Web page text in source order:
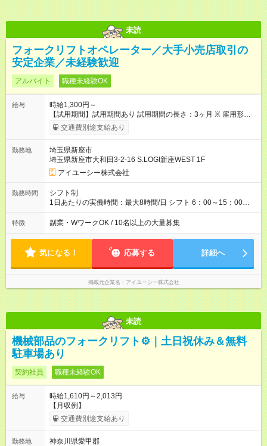
未読
フォークリフトオペレーター／大手小売店取引の
安定企業／未経験歓迎
アルバイト 職種未経験OK
給与
時給1,300円～
【試用期間】試用期間あり 試用期間の長さ：3ヶ月 ※ 雇用形態
と給与に、本採用時と異なる部分があります。 雇用形態：アル
バイト・パート採用 給与：時給 1,200円 ～ 1,200円
交通費別途支給あり
勤務地
埼玉県新座市
埼玉県新座市大和田3-2-16 S.LOGI新座WEST 1F
アイユーシー株式会社
勤務時間
シフト制
1日あたりの実働時間：最大8時間/日 シフト 6：00～15：00
11：00～20：00 15：00～22：00
特徴 副業・WワークOK / 10名以上の大量募集
気になる！ 応募する 詳細へ
掲載元企業名 アイユーシー株式会社
未読
機械部品のフォークリフト⚙️｜土日祝休み＆無料
駐車場あり
契約社員 職種未経験OK
給与
時給1,610円～2,013円
【月収例】
交通費別途支給あり
勤務地
神奈川県愛甲郡